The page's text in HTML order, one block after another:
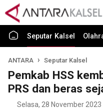
Seputar Kalsel
ANTARA Seputar Kalsel
Pemkab HSS
PRS dan beras
Selasa, 28 November 2023